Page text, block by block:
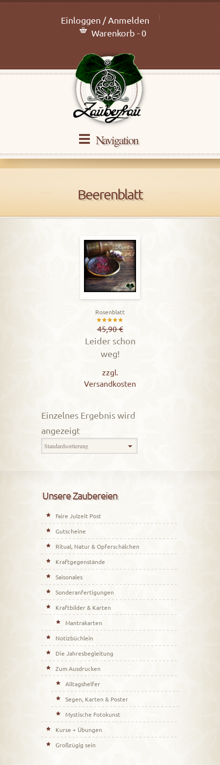
Einloggen / Anmelden
Warenkorb - 0
Navigation
Beerenblatt
Rosenblatt
Bewertet
mit
5.00
45,90€
Leider schon
weg!
zzgl.
Versandkosten
Einzelnes Ergebnis wird
angezeigt
Unsere Zaubereien
Faire Julzeit Post
Gutscheine
Ritual, Natur & Opferschälchen
Kraftgegenstände
Saisonales
Sonderanfertigungen
Kraftbilder & Karten
Mantrakarten
Notizbüchlein
Die Jahresbegleitung
Zum Ausdrucken
Alltagshelfer
Segen, Karten & Poster
Mystische Fotokunst
Kurse + Übungen
Großzügig sein